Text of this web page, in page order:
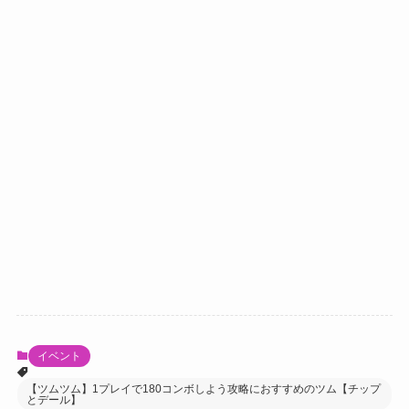
イベント
【ツムツム】1プレイで180コンボしよう攻略におすすめのツム【チップ
とデール】